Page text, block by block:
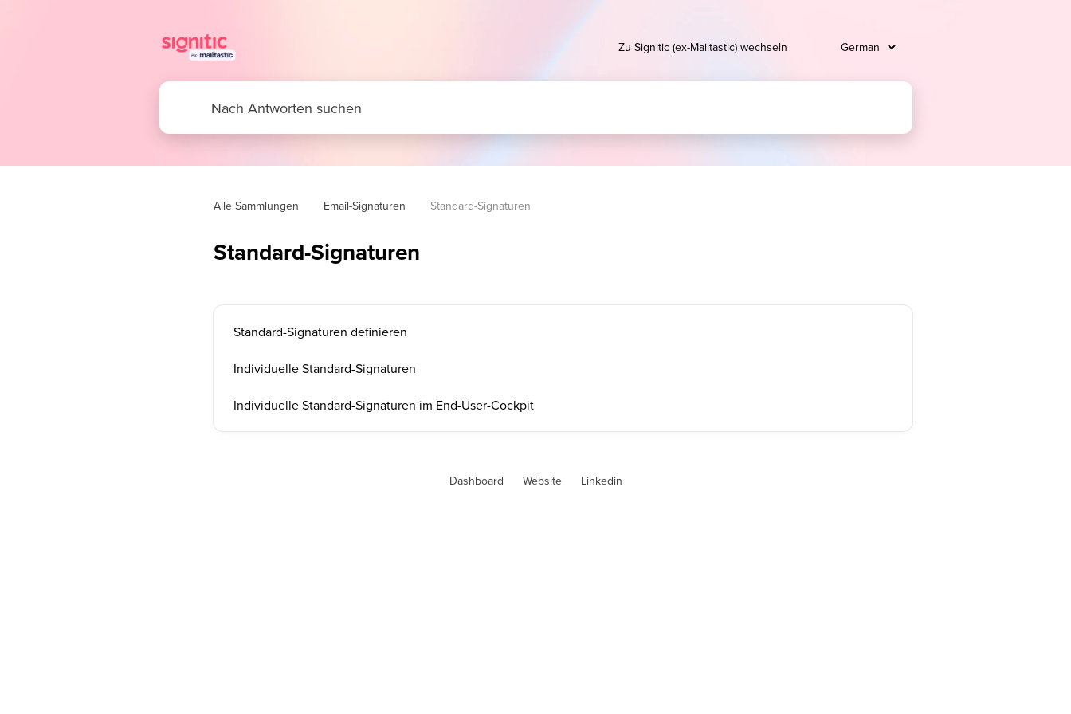
Zu Signitic (ex-Mailtastic) wechseln
Alle Sammlungen Email-Signaturen Standard-Signaturen
Standard-Signaturen
Standard-Signaturen definieren
Individuelle Standard-Signaturen
Individuelle Standard-Signaturen im End-User-Cockpit
Dashboard Website Linkedin